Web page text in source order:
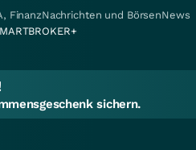
FinanzNachrichten und BörsenNews
sichern.